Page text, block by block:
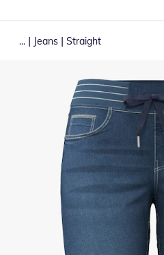
... | Jeans | Straight